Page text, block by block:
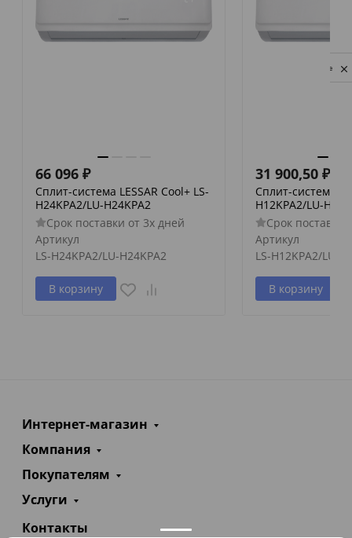
66 096 ₽
Сплит-система LESSAR Cool+ LS-
H24KPA2/LU-H24KPA2
Срок поставки от 3х дней
Артикул
LS-H24KPA2/LU-H24KPA2
В корзину
31 900,50 ₽
Сплит-система
H12KPA2/LU-
Срок поставки
Артикул
LS-H12KPA2/LU-
В корзину
Интернет-магазин
Компания
Покупателям
Услуги
Контакты
Privacy notice